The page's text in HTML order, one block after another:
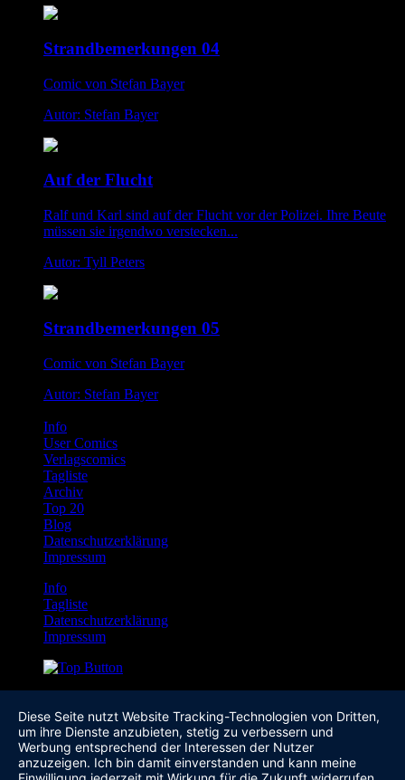
Strandbemerkungen 04
Comic von Stefan Bayer
Autor: Stefan Bayer
Auf der Flucht
Ralf und Karl sind auf der Flucht vor der Polizei. Ihre Beute
müssen sie irgendwo verstecken...
Autor: Tyll Peters
Strandbemerkungen 05
Comic von Stefan Bayer
Autor: Stefan Bayer
Info
User Comics
Verlagscomics
Tagliste
Archiv
Top 20
Blog
Datenschutzerklärung
Impressum
Info
Tagliste
Datenschutzerklärung
Impressum
Diese Seite nutzt Website Tracking-Technologien von Dritten,
um ihre Dienste anzubieten, stetig zu verbessern und
Werbung entsprechend der Interessen der Nutzer
anzuzeigen. Ich bin damit einverstanden und kann meine